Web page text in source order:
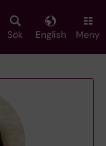
Sök English Meny